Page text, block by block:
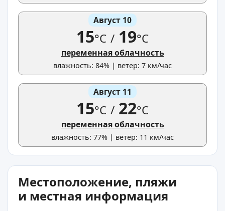
Август 10
15°C / 19°C
переменная облачность
влажность: 84% | ветер: 7 км/час
Август 11
15°C / 22°C
переменная облачность
влажность: 77% | ветер: 11 км/час
Местоположение, пляжи
и местная информация